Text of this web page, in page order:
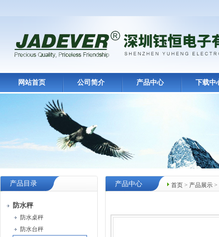
网站首页 公司简介 产品中心 下载中
产品目录
防水秤
防水桌秤
防水台秤
首页 > 产品展示 >
产品中心